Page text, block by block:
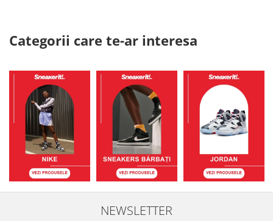
Categorii care te-ar interesa
NEWSLETTER